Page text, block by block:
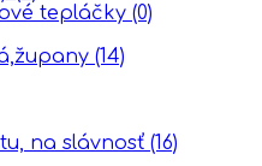
tepláčky (0)
(14)
na slávnosť (16)